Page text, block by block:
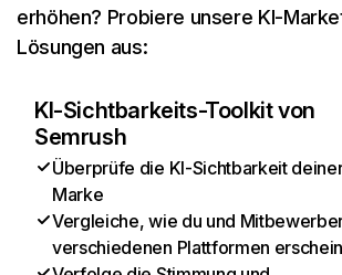
erhöhen? Probiere unsere KI-
Lösungen aus:
KI-Sichtbarkeits-Toolkit von
Semrush
Überprüfe die KI-Sichtbarkeit
Marke
Vergleiche, wie du und
verschiedenen Plattformen